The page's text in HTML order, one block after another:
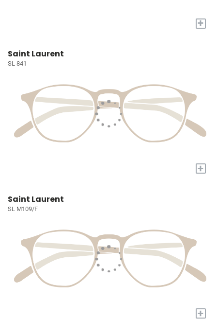
+
Saint Laurent
SL 841
+
Saint Laurent
SL M109/F
+